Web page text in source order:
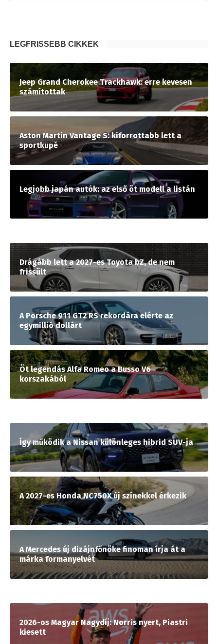
LEGFRISSEBB CIKKEK
Jeep Grand Cherokee Trackhawk: erre kevesen
számítottak
Aston Martin Vantage S: kiforrottabb lett a
sportkupé
Legjobb japán autók: az első öt modell a listán
Drágább lett a 2027-es Toyota bZ, de nem
frissült
A Porsche 911 GT2 RS rekordára elérte az
egymillió dollárt
Öt legendás Alfa Romeo a Busso V6
korszakából
Így működik a Nissan különleges hibrid SUV-ja
A 2027-es Honda NC750X új színekkel érkezik
A Mercedes új dizájnfőnöke finoman írja át a
márka formanyelvét
2026-os Magyar Nagydíj: Norris nyert, Piastri
kiesett